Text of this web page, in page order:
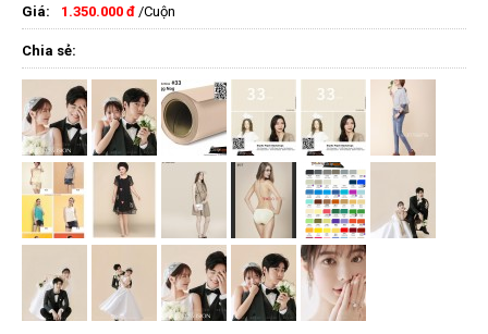
Giá: 1.350.000 đ /Cuộn
Chia sẻ: